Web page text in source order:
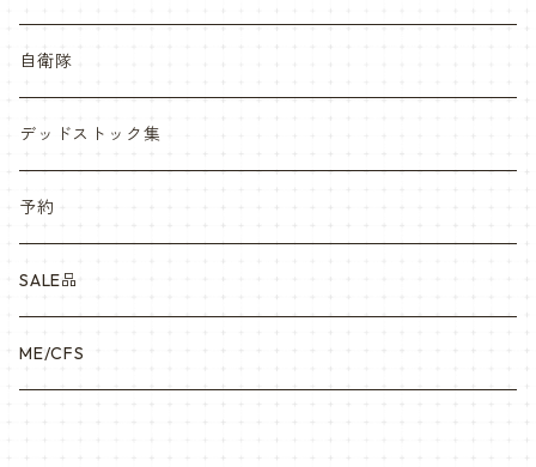
自衛隊
デッドストック集
予約
SALE品
ME/CFS